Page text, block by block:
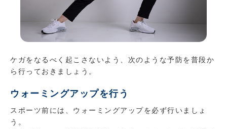
ケガをなるべく起こさないよう、次のような予防を普段か
ら行っておきましょう。
ウォーミングアップを行う
スポーツ前には、ウォーミングアップを必ず行いましょ
う。